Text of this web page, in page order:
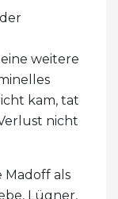
weitere
kam, tat
nicht
Madoff als
Lügner,